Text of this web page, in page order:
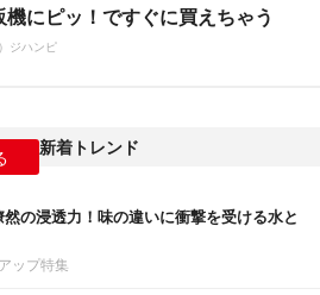
機にピッ！ですぐに買えちゃう
ジハンピ
新着トレンド
の浸透力！味の違いに衝撃を受ける水と
ップ特集